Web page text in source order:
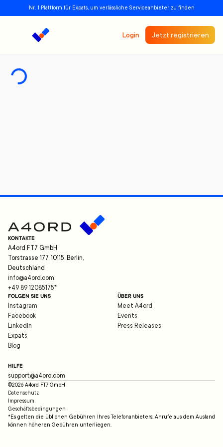
Nr. 1 Plattform für Expats, um verlässliche Serviceanbieter zu finden
Login Jetzt registrieren
KONTAKTE
A4ord FT7 GmbH
Torstrasse 177, 10115, Berlin,
Deutschland
info@a4ord.com
+49 89 12085175*
FOLGEN SIE UNS
Instagram
Facebook
LinkedIn
Expats
Blog
ÜBER UNS
Meet A4ord
Events
Press Releases
HILFE
support@a4ord.com
©2026 A4ord FT7 GmbH
Datenschutz
Impressum
Geschäftsbedingungen
*Es gelten die üblichen Gebühren Ihres Telefonanbieters. Anrufe aus dem Ausland
können höheren Gebühren unterliegen.